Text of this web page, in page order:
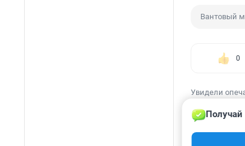
Вантовый
0
Увидели
Получай